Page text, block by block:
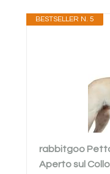
BESTSELLER N. 5
rabbitgoo
Aperto sul